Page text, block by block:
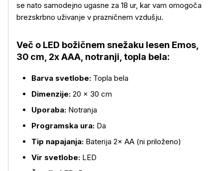
Več o izdelku
se nato samodejno ugasne za 18 ur, kar vam omogoča
brezskrbno uživanje v prazničnem vzdušju.
Več o LED božičnem snežaku lesen Emos,
30 cm, 2x AAA, notranji, topla bela:
Barva svetlobe: Topla bela
Dimenzije: 20 × 30 cm
Uporaba: Notranja
Programska ura: Da
Tip napajanja: Baterija 2× AA (ni priloženo)
Vir svetlobe: LED